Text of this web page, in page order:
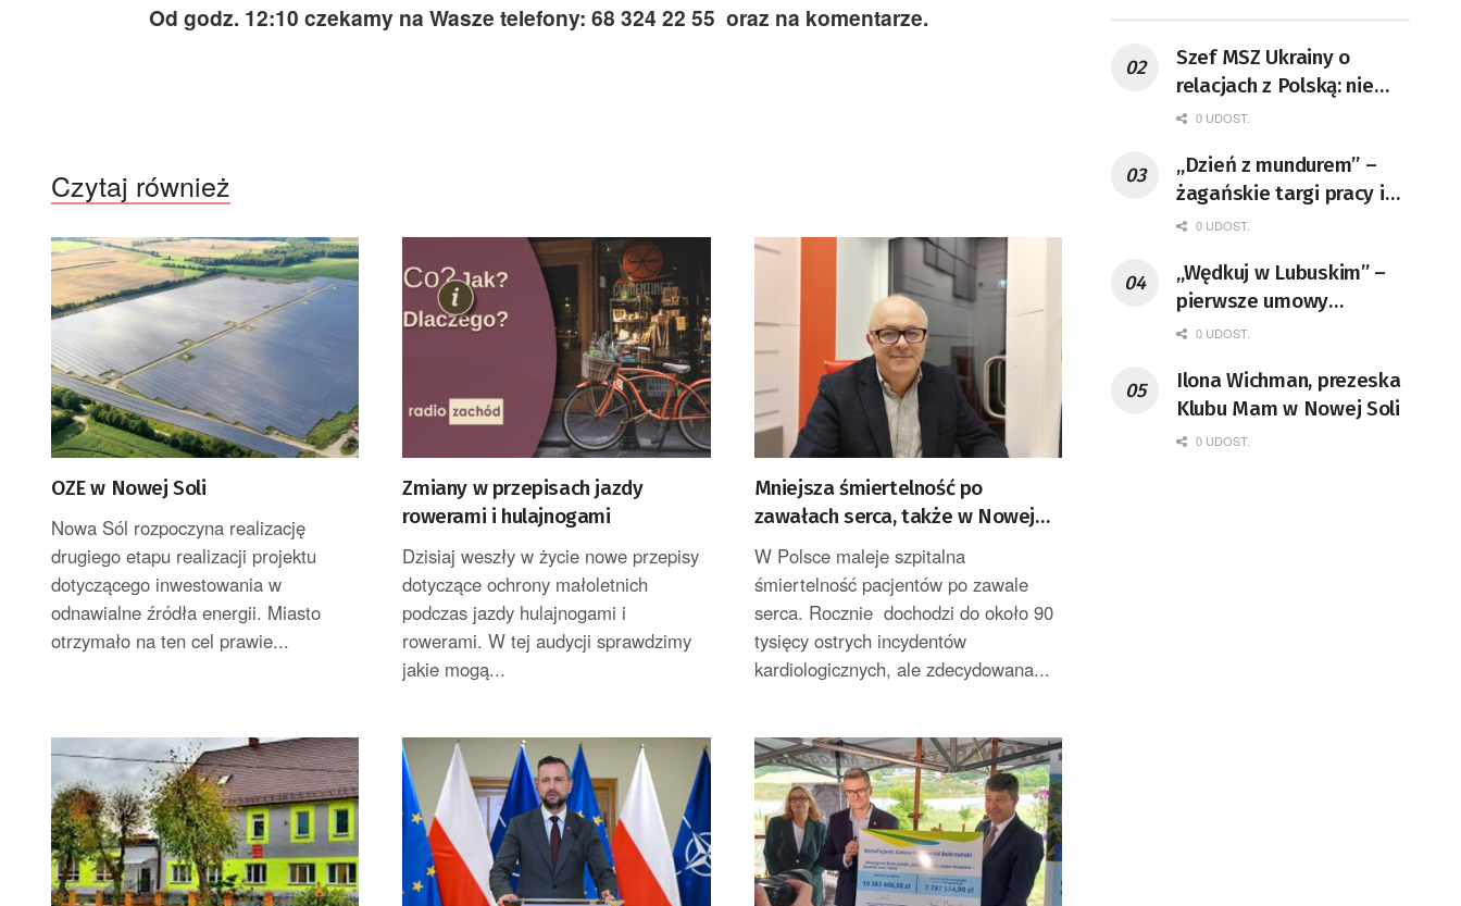
Od godz. 12:10 czekamy na Wasze telefony: 68 324 22 55 oraz na komentarze.
Czytaj również
OZE w Nowej Soli
Nowa Sól rozpoczyna realizację
drugiego etapu realizacji projektu
dotyczącego inwestowania w
odnawialne źródła energii. Miasto
otrzymało na ten cel prawie...
Zmiany w przepisach jazdy
rowerami i hulajnogami
Dzisiaj weszły w życie nowe przepisy
dotyczące ochrony małoletnich
podczas jazdy hulajnogami i
rowerami. W tej audycji sprawdzimy
jakie mogą...
Mniejsza śmiertelność po
zawałach serca, także w Nowej
Soli
W Polsce maleje szpitalna
śmiertelność pacjentów po zawale
serca. Rocznie dochodzi do około 90
tysięcy ostrych incydentów
kardiologicznych, ale zdecydowana...
Szef MSZ Ukrainy o
relacjach z Polską: nie
wolno nakręcać spirali
[AKTUALIZACJA]
0 UDOST.
„Dzień z mundurem” –
żagańskie targi pracy i
edukacji mundurowej
0 UDOST.
„Wędkuj w Lubuskim” –
pierwsze umowy
podpisane
0 UDOST.
Ilona Wichman, prezeska
Klubu Mam w Nowej Soli
0 UDOST.